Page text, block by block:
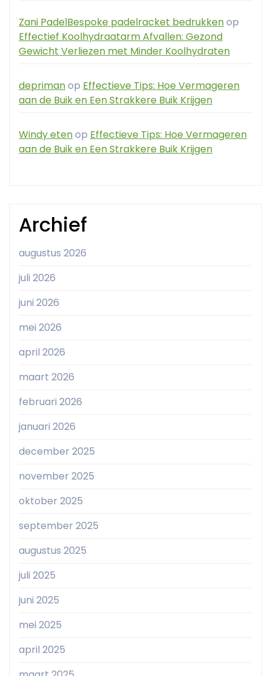
Zani PadelBespoke padelracket bedrukkenop
Effectief Koolhydraatarm Afvallen: Gezond
Gewicht Verliezen met Minder Koolhydraten
deprimanop Effectieve Tips: Hoe Vermageren
aan de Buik en Een Strakkere Buik Krijgen
Windy etenop Effectieve Tips: Hoe Vermageren
aan de Buik en Een Strakkere Buik Krijgen
Archief
augustus 2026
juli 2026
juni 2026
mei 2026
april 2026
maart 2026
februari 2026
januari 2026
december 2025
november 2025
oktober 2025
september 2025
augustus 2025
juli 2025
juni 2025
mei 2025
april 2025